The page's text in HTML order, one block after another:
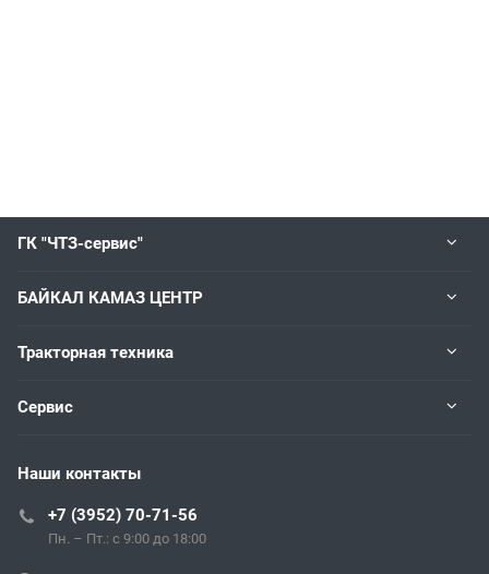
ГК "ЧТЗ-сервис"
БАЙКАЛ КАМАЗ ЦЕНТР
Тракторная техника
Сервис
Наши контакты
+7 (3952) 70-71-56
Пн. – Пт.: с 9:00 до 18:00